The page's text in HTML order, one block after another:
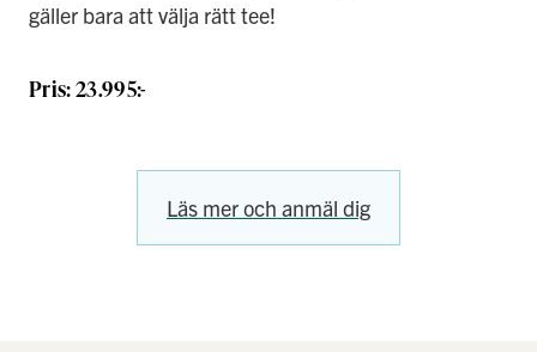
gäller bara att välja rätt tee!
Pris: 23.995:-
Läs mer och anmäl dig